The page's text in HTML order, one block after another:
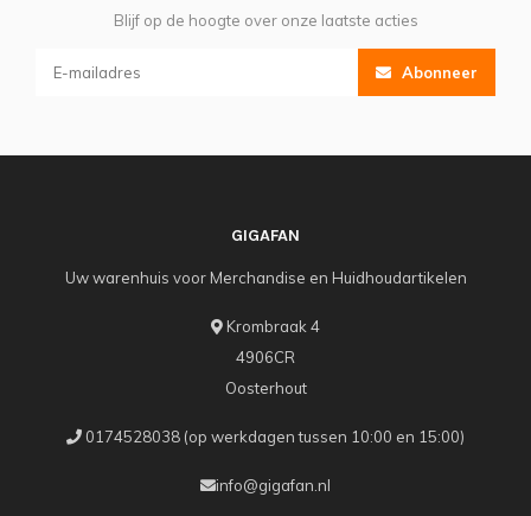
Blijf op de hoogte over onze laatste acties
Abonneer
GIGAFAN
Uw warenhuis voor Merchandise en Huidhoudartikelen
Krombraak 4
4906CR
Oosterhout
0174528038 (op werkdagen tussen 10:00 en 15:00)
info@gigafan.nl